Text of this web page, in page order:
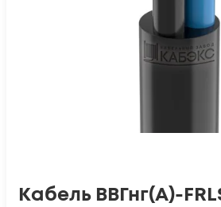
Кабель ВВГнг(А)-